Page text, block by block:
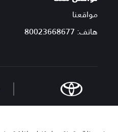
مواقعنا
هاتف: 80023668677